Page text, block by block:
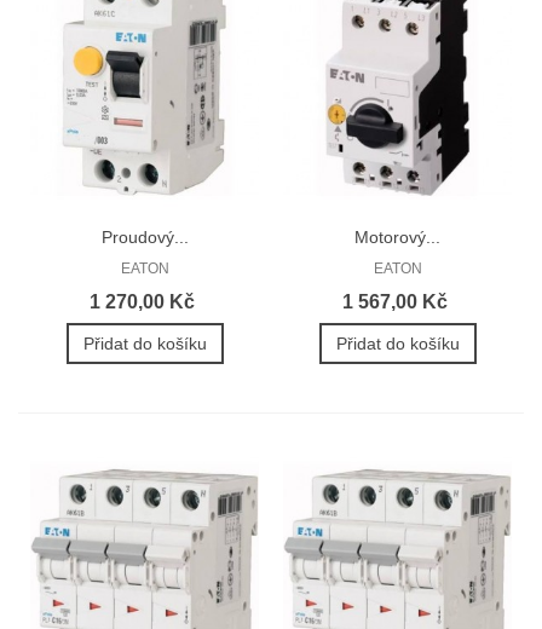
Proudový...
EATON
1 270,00 Kč
Přidat do košíku
Motorový...
EATON
1 567,00 Kč
Přidat do košíku